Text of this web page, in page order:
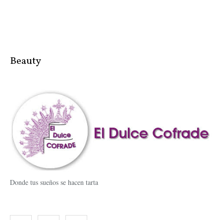
Beauty
Donde tus sueños se hacen tarta